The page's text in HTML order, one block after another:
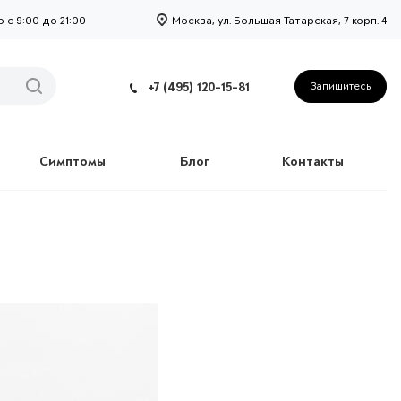
с 9:00 до 21:00 Москва, ул. Большая Татарская, 7 корп. 4
Запишитесь
+7 (495) 120-15-81
Симптомы Блог Контакты